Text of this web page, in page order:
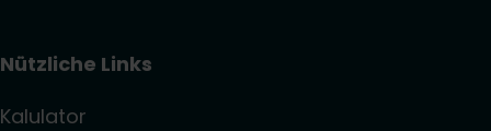
Nützliche Links
Kalulator